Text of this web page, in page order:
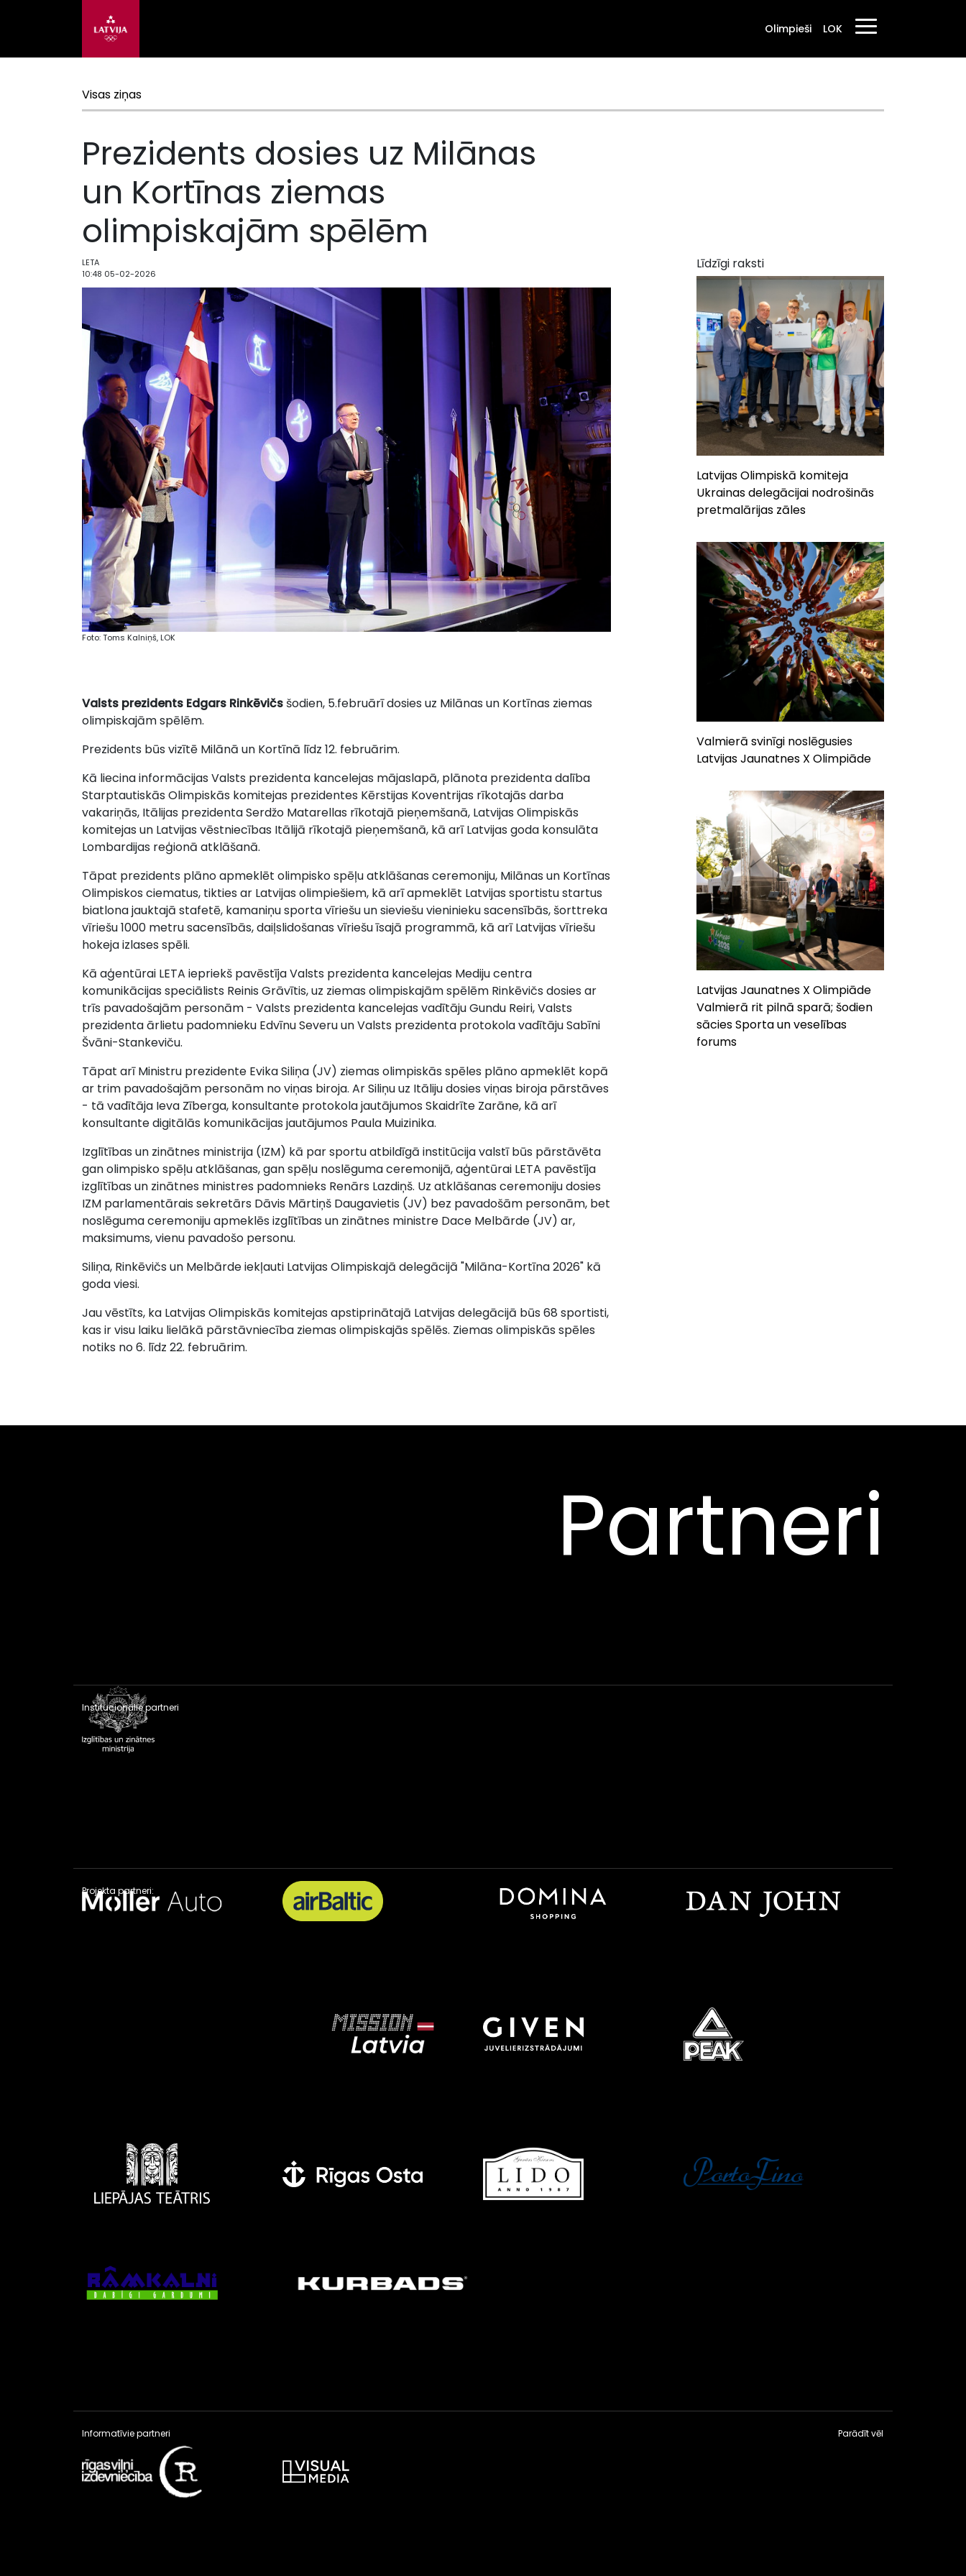
Olimpieši LOK
Visas ziņas
Prezidents dosies uz Milānas
un Kortīnas ziemas
olimpiskajām spēlēm
LETA
10:48 05-02-2026
Foto: Toms Kalniņš, LOK
Valsts prezidents Edgars Rinkēvičsšodien, 5.februārī dosies uz Milānas un Kortīnas ziemas
olimpiskajām spēlēm.
Prezidents būs vizītē Milānā un Kortīnā līdz 12. februārim.
Kā liecina informācijas Valsts prezidenta kancelejas mājaslapā, plānota prezidenta dalība
Starptautiskās Olimpiskās komitejas prezidentes Kērstijas Koventrijas rīkotajās darba
vakariņās, Itālijas prezidenta Serdžo Matarellas rīkotajā pieņemšanā, Latvijas Olimpiskās
komitejas un Latvijas vēstniecības Itālijā rīkotajā pieņemšanā, kā arī Latvijas goda konsulāta
Lombardijas reģionā atklāšanā.
Tāpat prezidents plāno apmeklēt olimpisko spēļu atklāšanas ceremoniju, Milānas un Kortīnas
Olimpiskos ciematus, tikties ar Latvijas olimpiešiem, kā arī apmeklēt Latvijas sportistu startus
biatlona jauktajā stafetē, kamaniņu sporta vīriešu un sieviešu vieninieku sacensībās, šorttreka
vīriešu 1000 metru sacensībās, daiļslidošanas vīriešu īsajā programmā, kā arī Latvijas vīriešu
hokeja izlases spēli.
Kā aģentūrai LETA iepriekš pavēstīja Valsts prezidenta kancelejas Mediju centra
komunikācijas speciālists Reinis Grāvītis, uz ziemas olimpiskajām spēlēm Rinkēvičs dosies ar
trīs pavadošajām personām - Valsts prezidenta kancelejas vadītāju Gundu Reiri, Valsts
prezidenta ārlietu padomnieku Edvīnu Severu un Valsts prezidenta protokola vadītāju Sabīni
Švāni-Stankeviču.
Tāpat arī Ministru prezidente Evika Siliņa (JV) ziemas olimpiskās spēles plāno apmeklēt kopā
ar trim pavadošajām personām no viņas biroja. Ar Siliņu uz Itāliju dosies viņas biroja pārstāves
- tā vadītāja Ieva Zīberga, konsultante protokola jautājumos Skaidrīte Zarāne, kā arī
konsultante digitālās komunikācijas jautājumos Paula Muizinika.
Izglītības un zinātnes ministrija (IZM) kā par sportu atbildīgā institūcija valstī būs pārstāvēta
gan olimpisko spēļu atklāšanas, gan spēļu noslēguma ceremonijā, aģentūrai LETA pavēstīja
izglītības un zinātnes ministres padomnieks Renārs Lazdiņš. Uz atklāšanas ceremoniju dosies
IZM parlamentārais sekretārs Dāvis Mārtiņš Daugavietis (JV) bez pavadošām personām, bet
noslēguma ceremoniju apmeklēs izglītības un zinātnes ministre Dace Melbārde (JV) ar,
maksimums, vienu pavadošo personu.
Siliņa, Rinkēvičs un Melbārde iekļauti Latvijas Olimpiskajā delegācijā "Milāna-Kortīna 2026" kā
goda viesi.
Jau vēstīts, ka Latvijas Olimpiskās komitejas apstiprinātajā Latvijas delegācijā būs 68 sportisti,
kas ir visu laiku lielākā pārstāvniecība ziemas olimpiskajās spēlēs. Ziemas olimpiskās spēles
notiks no 6. līdz 22. februārim.
Līdzīgi raksti
Latvijas Olimpiskā komiteja
Ukrainas delegācijai nodrošinās
pretmalārijas zāles
Valmierā svinīgi noslēgusies
Latvijas Jaunatnes X Olimpiāde
Latvijas Jaunatnes X Olimpiāde
Valmierā rit pilnā sparā; šodien
sācies Sporta un veselības
forums
Partneri
Institucionālie partneri
Projekta partneri:
Informatīvie partneri Parādīt vēl